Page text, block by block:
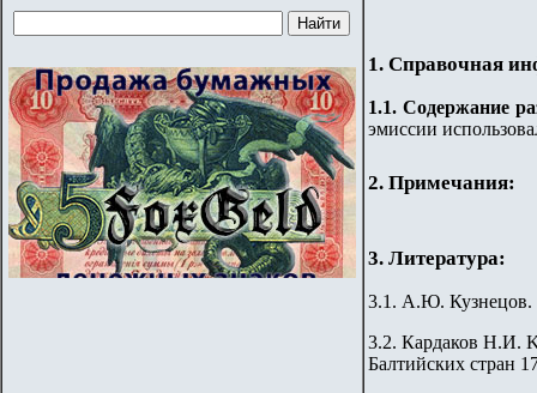
1. Справочная
1.1. Содержание
эмиссии
2. Примечания:
3. Литература:
3.1. А.Ю. Кузнецов.
3.2. Кардаков Н.И.
Балтийских стран